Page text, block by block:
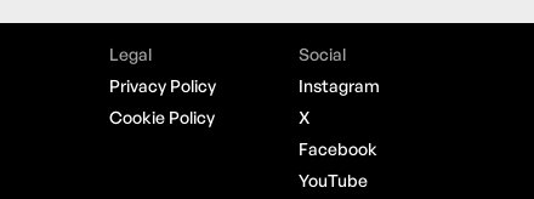
Legal
Privacy Policy
Cookie Policy
Social
Instagram
X
Facebook
YouTube